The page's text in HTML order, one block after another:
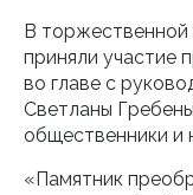
В торжественной
приняли участие
во главе с
Светланы
общественники и
«Памятник